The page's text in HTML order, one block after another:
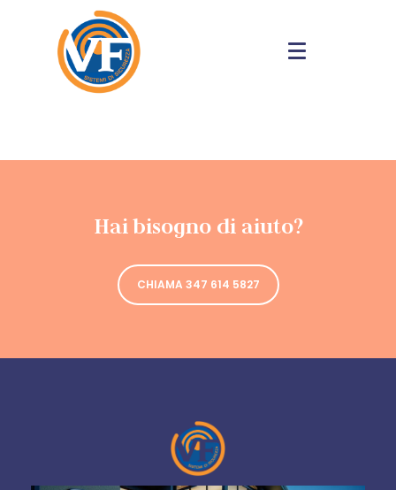
Hai bisogno di aiuto?
CHIAMA 347 614 5827